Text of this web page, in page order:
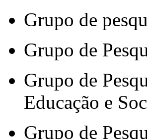
Grupo de
Grupo de
Grupo de
Educação e
Grupo de